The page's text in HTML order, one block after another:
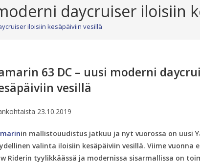
daycruiser iloisiin
iloisiin kesäpäiviin vesillä
63 DC – uusi moderni
vesillä
23.10.2019
in mallistouudistus jatkuu ja nyt vuorossa on uusi
valinta iloisiin kesäpäiviin vesillä. Viime vuonna
Riderin tyylikkäässä ja modernissa sisarmallissa on